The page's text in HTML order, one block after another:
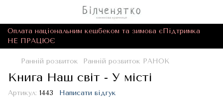
Оплата національним кешбеком та зимова єПідтримка
НЕ ПРАЦЮЄ
Ранній розвиток Ранній розвиток РАНОК
Книга Наш світ - У місті
Артикул: 1443 Написати відгук